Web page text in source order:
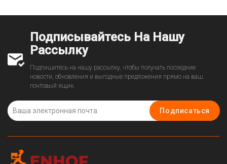
Подписывайтесь На Нашу
Рассылку
Подпишитесь на нашу рассылку, чтобы получать последние
новости, обновления и выгодные предложения прямо на ваш
почтовый ящик.
Подписаться